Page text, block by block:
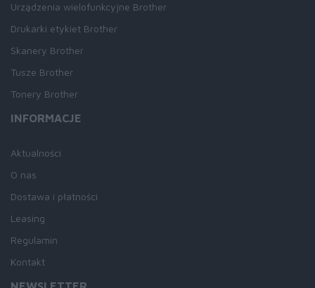
Urządzenia wielofunkcyjne Brother
Drukarki etykiet Brother
Skanery Brother
Tusze Brother
Tonery Brother
INFORMACJE
Aktualności
O nas
Dostawa i płatności
Leasing
Regulamin
Kontakt